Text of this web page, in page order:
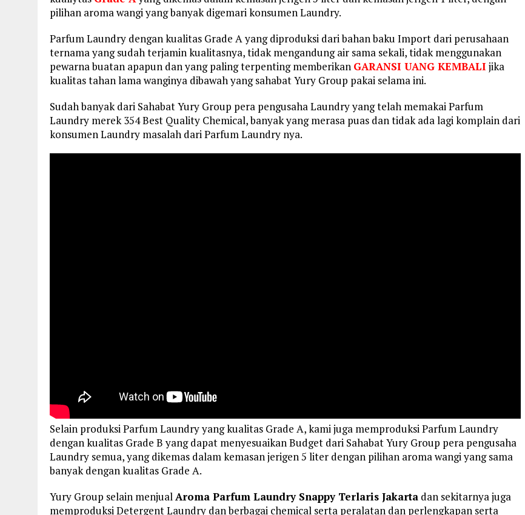
pilihan aroma wangi yang banyak digemari konsumen Laundry.
Parfum Laundry dengan kualitas Grade A yang diproduksi dari bahan baku Import dari perusahaan
ternama yang sudah terjamin kualitasnya, tidak mengandung air sama sekali, tidak menggunakan
pewarna buatan apapun dan yang paling terpenting memberikan GARANSI UANG KEMBALI jika
kualitas tahan lama wanginya dibawah yang sahabat Yury Group pakai selama ini.
Sudah banyak dari Sahabat Yury Group pera pengusaha Laundry yang telah memakai Parfum
Laundry merek 354 Best Quality Chemical, banyak yang merasa puas dan tidak ada lagi komplain dari
konsumen Laundry masalah dari Parfum Laundry nya.
Selain produksi Parfum Laundry yang kualitas Grade A, kami juga memproduksi Parfum Laundry
dengan kualitas Grade B yang dapat menyesuaikan Budget dari Sahabat Yury Group pera pengusaha
Laundry semua, yang dikemas dalam kemasan jerigen 5 liter dengan pilihan aroma wangi yang sama
banyak dengan kualitas Grade A.
Yury Group selain menjualAroma Parfum Laundry Snappy Terlaris Jakarta dan sekitarnya juga
memproduksi Detergent Laundry dan berbagai chemical serta peralatan dan perlengkapan serta